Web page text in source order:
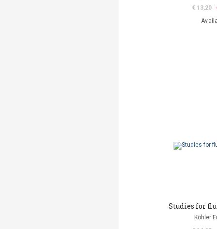
€ 13,20
Studies for
Köhler